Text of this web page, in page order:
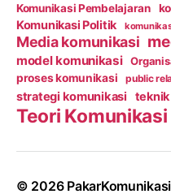
Komunikasi Pembelajaran
Komunikasi Politik
Media komunikasi
model komunikasi
proses komunikasi public
strategi komunikasi teknik
Teori Komunikasi
© 2026